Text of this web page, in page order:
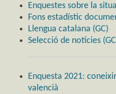
Enquestes sobre la
Fons estadístic
Llengua catalana (GC)
Selecció de notícies
Enquesta 2021:
valencià